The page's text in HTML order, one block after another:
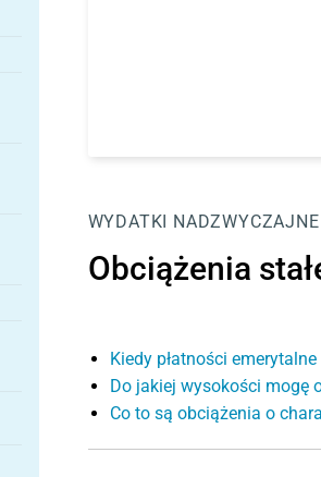
WYDATKI NADZWYCZAJNE
Obciążenia
Kiedy płatności
Do jakiej wysokości mogę
Co to są obciążenia o